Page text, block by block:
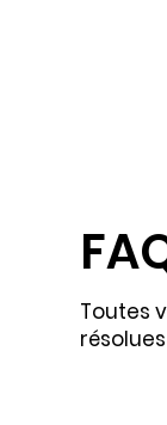
Toutes